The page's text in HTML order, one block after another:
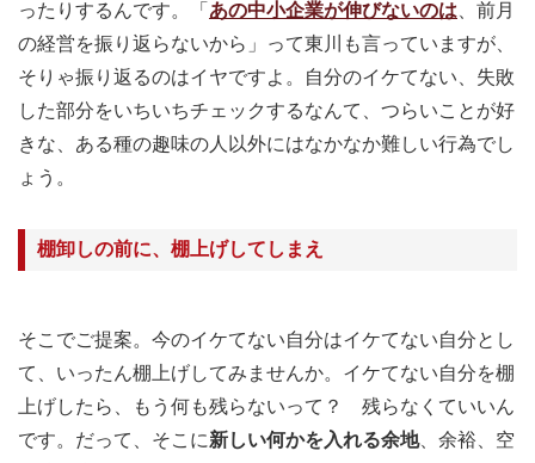
ったりするんです。「 あの中小企業が伸びないのは、前月
の経営を振り返らないから」って東川も言っていますが、
そりゃ振り返るのはイヤですよ。自分のイケてない、失敗
した部分をいちいちチェックするなんて、つらいことが好
きな、ある種の趣味の人以外にはなかなか難しい行為でし
ょう。
棚卸しの前に、棚上げしてしまえ
そこでご提案。今のイケてない自分はイケてない自分とし
て、いったん棚上げしてみませんか。イケてない自分を棚
上げしたら、もう何も残らないって？ 残らなくていいん
です。だって、そこに新しい何かを入れる余地、余裕、空